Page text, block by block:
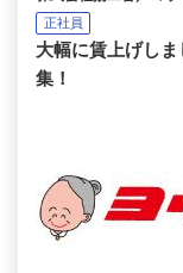
正社員
大幅に賃上げし
集！